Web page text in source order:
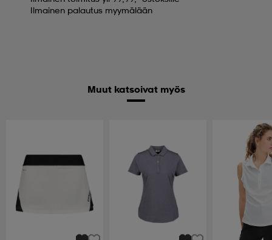
Ilmainen palautus myymälään
Muut katsoivat myös